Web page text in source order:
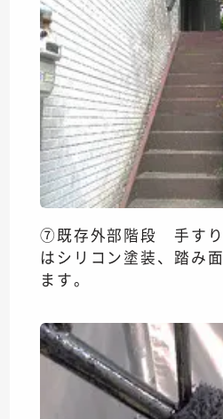
⑦既存外部階段 手すり
はシリコン塗装、踏み
ます。